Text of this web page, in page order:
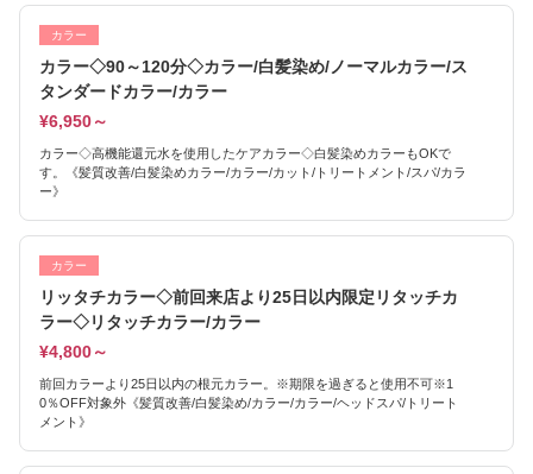
カラー
カラー◇90～120分◇カラー/白髪染め/ノーマルカラー/ス
タンダードカラー/カラー
¥6,950～
カラー◇高機能還元水を使用したケアカラー◇白髪染めカラーもOKで
す。《髪質改善/白髪染めカラー/カラー/カット/トリートメント/スパ/カラ
ー》
カラー
リッタチカラー◇前回来店より25日以内限定リタッチカ
ラー◇リタッチカラー/カラー
¥4,800～
前回カラーより25日以内の根元カラー。※期限を過ぎると使用不可※1
0％OFF対象外《髪質改善/白髪染め/カラー/カラー/ヘッドスパ/トリート
メント》